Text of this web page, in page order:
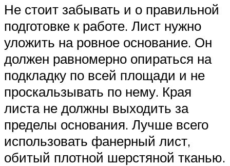
Не стоит забывать и о правильной
подготовке к работе. Лист нужно
уложить на ровное основание. Он
должен равномерно опираться на
подкладку по всей площади и не
проскальзывать по нему. Края
листа не должны выходить за
пределы основания. Лучше всего
использовать фанерный лист,
обитый плотной шерстяной тканью.